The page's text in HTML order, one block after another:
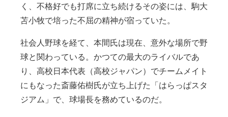
く、不格好でも打席に立ち続けるその姿には、駒大
苫小牧で培った不屈の精神が宿っていた。
社会人野球を経て、本間氏は現在、意外な場所で野
球と関わっている。かつての最大のライバルであ
り、高校日本代表（高校ジャパン）でチームメイト
にもなった斎藤佑樹氏が立ち上げた「はらっぱスタ
ジアム」で、球場長を務めているのだ。